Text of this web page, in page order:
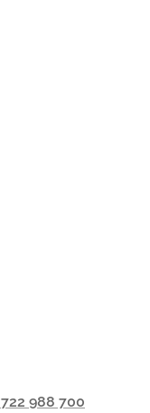
722 988 700